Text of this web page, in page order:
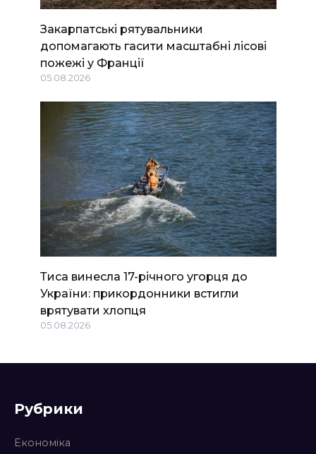
Закарпатські рятувальники
допомагають гасити масштабні лісові
пожежі у Франції
05.08.2026
Тиса винесла 17-річного угорця до
України: прикордонники встигли
врятувати хлопця
05.08.2026
Рубрики
Економіка